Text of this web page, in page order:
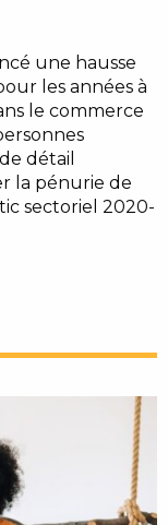
une hausse
les années à
le commerce
détail
la pénurie de
sectoriel 2020-